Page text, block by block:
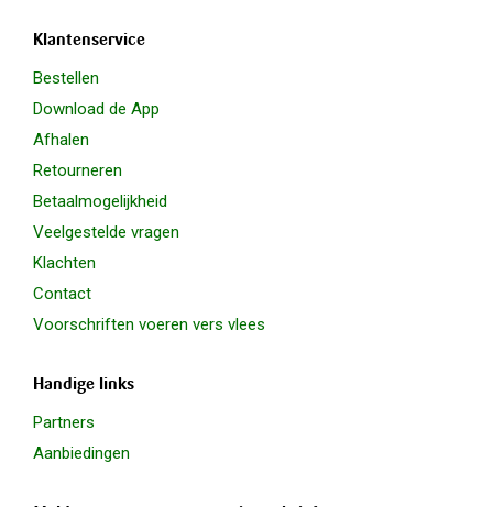
Klantenservice
Bestellen
Download de App
Afhalen
Retourneren
Betaalmogelijkheid
Veelgestelde vragen
Klachten
Contact
Voorschriften voeren vers vlees
Handige links
Partners
Aanbiedingen